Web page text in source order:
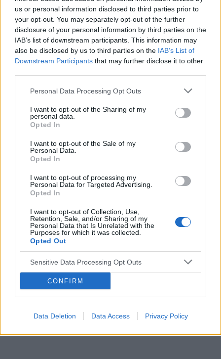
us or personal information disclosed to third parties prior to
your opt-out. You may separately opt-out of the further
disclosure of your personal information by third parties on the
IAB’s list of downstream participants. This information may
also be disclosed by us to third parties on the IAB’s List of
Downstream Participants that may further disclose it to other
Personal Data Processing Opt Outs
I want to opt-out of the Sharing of my
personal data.
Opted In
I want to opt-out of the Sale of my
Personal Data.
Opted In
I want to opt-out of processing my
Personal Data for Targeted Advertising.
Opted In
I want to opt-out of Collection, Use,
Retention, Sale, and/or Sharing of my
Personal Data that Is Unrelated with the
Purposes for which it was collected.
Opted Out
Sensitive Data Processing Opt Outs
CONFIRM
Data Deletion Data Access Privacy Policy
Dziwne plamienia
Witam 3 miesiące temu urodziłam dziecko. W
maju myślałam że dostałam pierwszej
miesiączki (karmię piersią) ale to nie było
śluzem lecz czarnobrązowy śluz który jednego
dnia był a na drugi dzień było czysto. I robi się
mi tak co 2 tyg raz trwa 3 dni a raz 6 jak przy
Wypadanie włosów po odstawieniu
Cześć, Odstawiłam tabletki antykoncepcyjne 3
miesiace temu, cykle powróciły regularne,
hormony sa prawidłowe. Jednakze zauważyłam
zwiększone wypadanie włosów oraz pieczenie
skory glowy przy dotyku. Kiedy u Was po
odstawieniu antykoncepcji ustabilizowało sie i
zmniejszyło wypadanie włosów? Też miałyście
takie problemy?
Forum:Ginekologia - forum dla rodziny i
pacjentki
miesiączka